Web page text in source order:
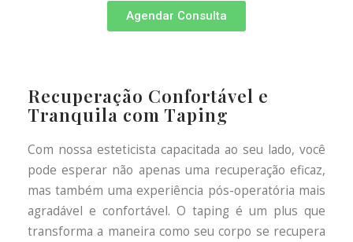
Agendar Consulta
Recuperação Confortável e
Tranquila com Taping
Com nossa esteticista capacitada ao seu lado, você
pode esperar não apenas uma recuperação eficaz,
mas também uma experiência pós-operatória mais
agradável e confortável. O taping é um plus que
transforma a maneira como seu corpo se recupera